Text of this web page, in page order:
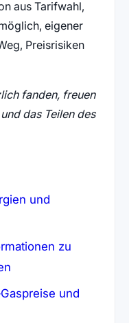
aus Tarifwahl,
eigener
Preisrisiken
fanden, freuen
das Teilen des
und
zu
und